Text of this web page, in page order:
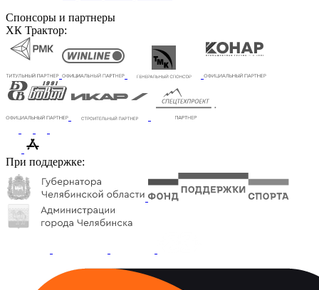
Спонсоры и партнеры
ХК Трактор:
При поддержке: